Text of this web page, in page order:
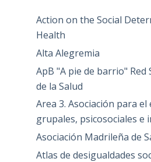
Action on the Social
Health
Alta Alegremia
ApB "A pie de barrio" Red
de la Salud
Area 3. Asociación para
grupales, psicosociales e
Asociación Madrileña de
Atlas de desigualdades